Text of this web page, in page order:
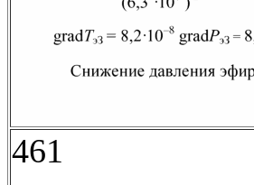
461